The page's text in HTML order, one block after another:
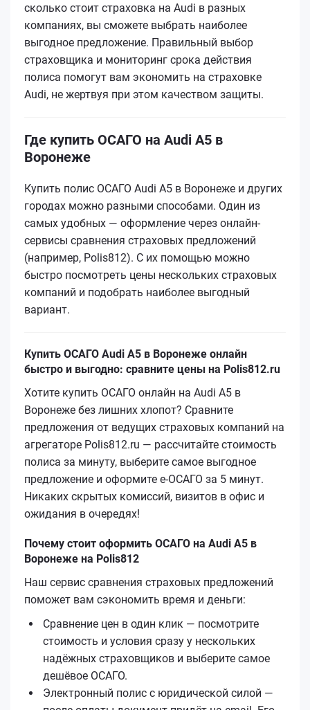
сколько стоит страховка на Audi в разных
компаниях, вы сможете выбрать наиболее
выгодное предложение. Правильный выбор
страховщика и мониторинг срока действия
полиса помогут вам экономить на страховке
Audi, не жертвуя при этом качеством защиты.
Где купить ОСАГО на Audi A5 в
Воронеже
Купить полис ОСАГО Audi A5 в Воронеже и других
городах можно разными способами. Один из
самых удобных — оформление через онлайн-
сервисы сравнения страховых предложений
(например, Polis812). С их помощью можно
быстро посмотреть цены нескольких страховых
компаний и подобрать наиболее выгодный
вариант.
Купить ОСАГО Audi A5 в Воронеже онлайн
быстро и выгодно: сравните цены на Polis812.ru
Хотите купить ОСАГО онлайн на Audi A5 в
Воронеже без лишних хлопот? Сравните
предложения от ведущих страховых компаний на
агрегаторе Polis812.ru — рассчитайте стоимость
полиса за минуту, выберите самое выгодное
предложение и оформите е‑ОСАГО за 5 минут.
Никаких скрытых комиссий, визитов в офис и
ожидания в очередях!
Почему стоит оформить ОСАГО на Audi A5 в
Воронеже на Polis812
Наш сервис сравнения страховых предложений
поможет вам сэкономить время и деньги:
Сравнение цен в один клик — посмотрите
стоимость и условия сразу у нескольких
надёжных страховщиков и выберите самое
дешёвое ОСАГО.
Электронный полис с юридической силой —